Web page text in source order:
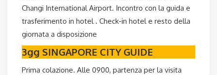
Changi International Airport. Incontro con la guida e
trasferimento in hotel . Check-in hotel e resto della
giornata a disposizione
3gg SINGAPORE CITY GUIDE
Prima colazione. Alle 0900, partenza per la visita